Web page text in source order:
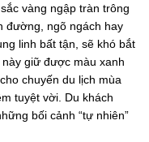
vàng ngập tràn trông
đường, ngõ ngách hay
linh bất tận, sẽ khó bắt
giữ được màu xanh
chuyến du lịch mùa
tuyệt vời. Du khách
bối cảnh “tự nhiên”